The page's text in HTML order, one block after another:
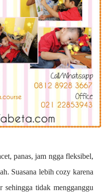
panas, jam ngga fleksibel,
Suasana lebih cozy karena
tidak mengganggu